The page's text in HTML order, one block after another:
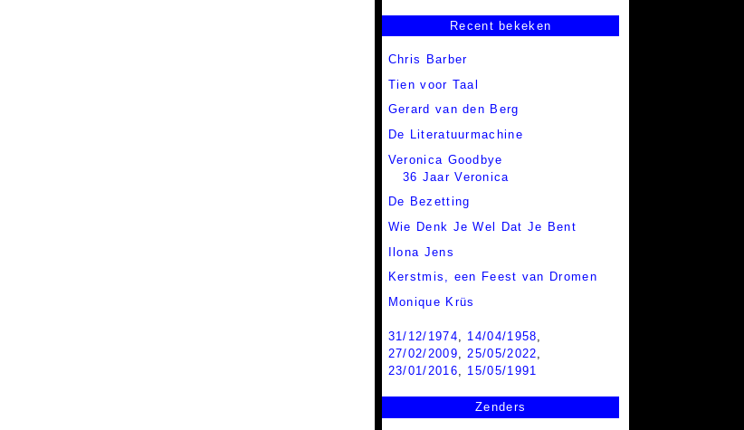
Recent bekeken
Chris Barber
Tien voor Taal
Gerard van den Berg
De Literatuurmachine
Veronica Goodbye
36 Jaar Veronica
De Bezetting
Wie Denk Je Wel Dat Je Bent
Ilona Jens
Kerstmis, een Feest van Dromen
Monique Krüs
31/12/1974, 14/04/1958,
27/02/2009,25/05/2022,
23/01/2016, 15/05/1991
Zenders